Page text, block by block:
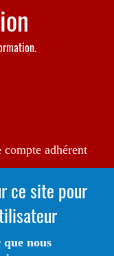
adhérent
Raphaëlle Michaud
ce site pour
nous